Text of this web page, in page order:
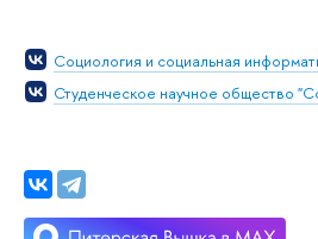
Социология и социальная
Студенческое научное общество